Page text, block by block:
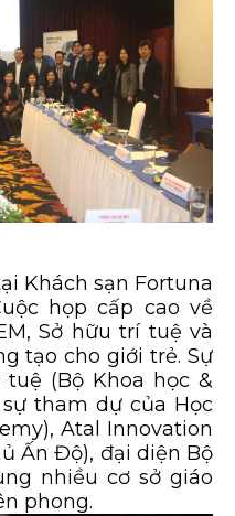
Khách sạn Fortuna
họp cấp cao về
Sở hữu trí tuệ và
tạo cho giới trẻ. Sự
(Bộ Khoa học &
tham dự của Học
Atal Innovation
Ấn Độ), đại diện Bộ
nhiều cơ sở giáo
phong.